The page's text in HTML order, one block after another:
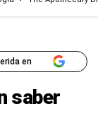
en
saber